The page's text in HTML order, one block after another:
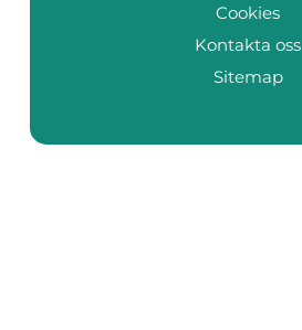
Cookies
Kontakta oss
Sitemap